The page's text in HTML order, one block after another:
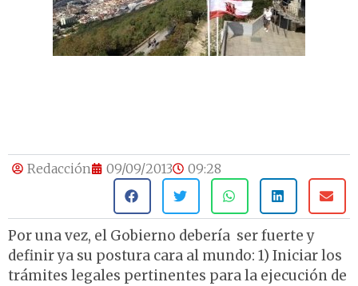
Redacción 09/09/2013 09:28
Por una vez, el Gobierno debería ser fuerte y
definir ya su postura cara al mundo: 1) Iniciar los
trámites legales pertinentes para la ejecución de